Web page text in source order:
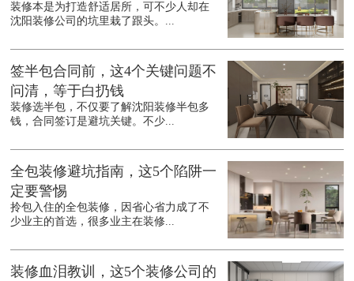
装修本是为打造舒适居所，可不少人却在
沈阳装修公司的坑里栽了跟头。...
签半包合同前，这4个关键问题不
问清，等于白扔钱
装修选半包，不仅要了解沈阳装修半包多
钱，合同签订是避坑关键。不少...
全包装修避坑指南，这5个陷阱一
定要警惕
拎包入住的全包装修，因省心省力成了不
少业主的首选，很多业主在装修...
装修血泪教训，这5个装修公司的